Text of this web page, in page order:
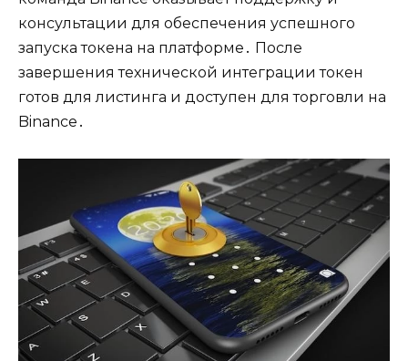
консультации для обеспечения успешного
запуска токена на платформе․ После
завершения технической интеграции токен
готов для листинга и доступен для торговли на
Binance․